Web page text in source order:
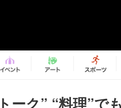
ク” “料理”で